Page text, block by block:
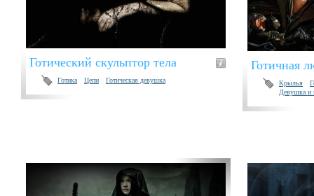
Готический скульптор тела
Готика Цепи Готическая девушка
Готичная
Крылья
Девушка и